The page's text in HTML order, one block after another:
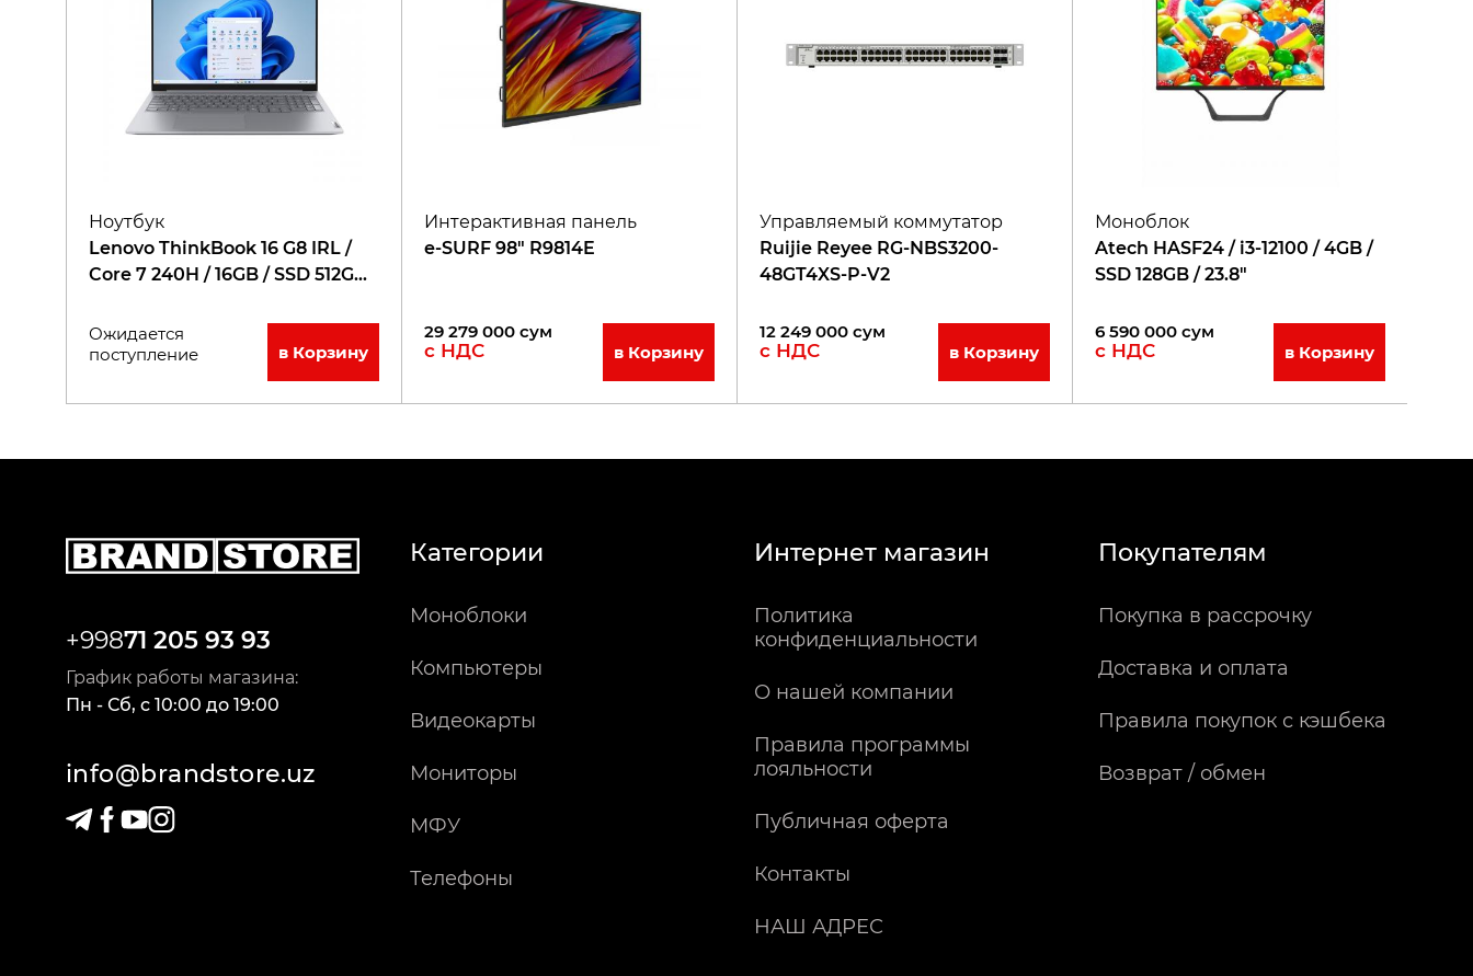
Ноутбук
Lenovo ThinkBook 16 G8 IRL /
Core 7 240H / 16GB / SSD 512GB /
Ожидается
поступление
в Корзину
Интерактивная панель
e-SURF 98" R9814E
29 279 000 сум
с НДС в Корзину
Управляемый коммутатор
Ruijie Reyee RG-NBS3200-
48GT4XS-P-V2
12 249 000 сум
с НДС в Корзину
Моноблок
Atech HASF24 / i3-12100 / 4GB /
SSD 128GB / 23.8"
6 590 000 сум
с НДС в Корзину
+99871 205 93 93
График работы магазина:
Пн - Сб, c 10:00 до 19:00
info@brandstore.uz
Категории
Моноблоки
Компьютеры
Видеокарты
Мониторы
МФУ
Телефоны
Интернет магазин
Политика
конфиденциальности
О нашей компании
Правила программы
лояльности
Публичная оферта
Контакты
НАШ АДРЕС
Покупателям
Покупка в рассрочку
Доставка и оплата
Правила покупок с кэшбека
Возврат / обмен